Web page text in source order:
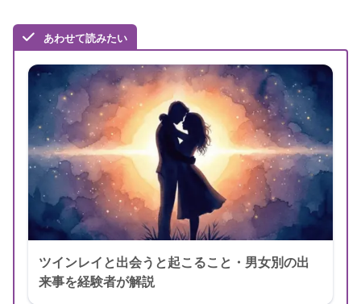
あわせて読みたい
ツインレイと出会うと起こること・男女別の出
来事を経験者が解説